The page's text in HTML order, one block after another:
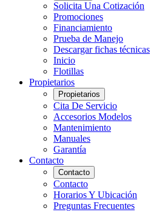
Solicita Una Cotización
Promociones
Financiamiento
Prueba de Manejo
Descargar fichas técnicas
Inicio
Flotillas
Propietarios
Propietarios
Cita De Servicio
Accesorios Modelos
Mantenimiento
Manuales
Garantía
Contacto
Contacto
Contacto
Horarios Y Ubicación
Preguntas Frecuentes